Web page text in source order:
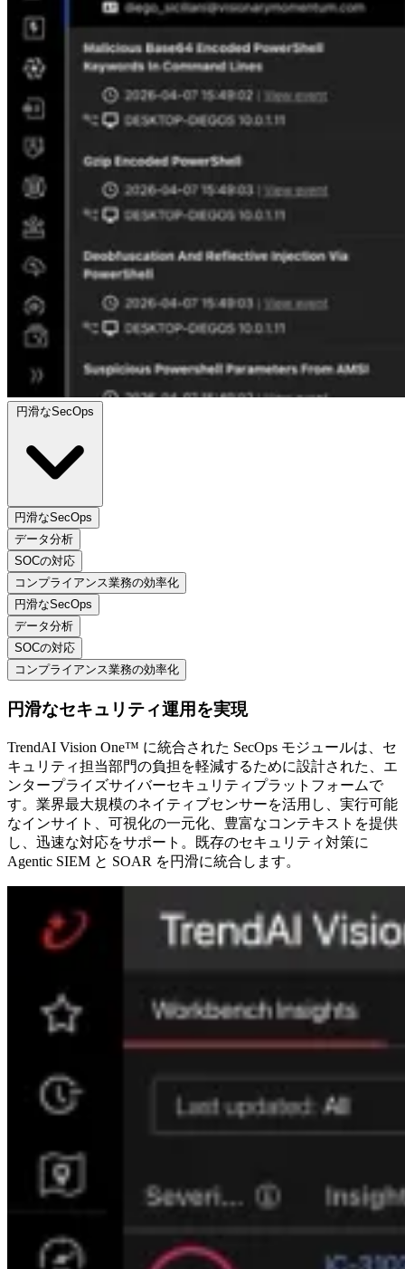
円滑なSecOps
円滑なSecOps
データ分析
SOCの対応
コンプライアンス業務の効率化
円滑なSecOps
データ分析
SOCの対応
コンプライアンス業務の効率化
円滑なセキュリティ運用を実現
TrendAI Vision One™ に統合された SecOps モジュールは、セ
キュリティ担当部門の負担を軽減するために設計された、エ
ンタープライズサイバーセキュリティプラットフォームで
す。業界最大規模のネイティブセンサーを活用し、実行可能
なインサイト、可視化の一元化、豊富なコンテキストを提供
し、迅速な対応をサポート。既存のセキュリティ対策に
Agentic SIEM と SOAR を円滑に統合します。